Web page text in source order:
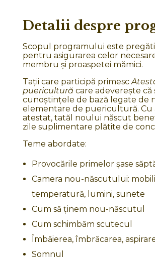
Detalii despre
Scopul programului este
pentru asigurarea celor
membru și proaspetei mămici.
Tații care participă primesc
puericultură care adeverește că
cunoștințele de bază legate de
elementare de puericultură. Cu
atestat, tatăl noului născut
zile suplimentare plătite de
Teme abordate:
Provocările primelor șase
Camera nou-născutului:
temperatură, lumini, sunete
Cum să ținem nou-născutul
Cum schimbăm scutecul
Îmbăierea, îmbrăcarea,
Somnul